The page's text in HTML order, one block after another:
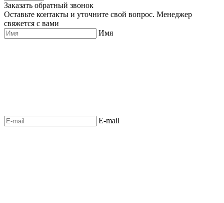
Заказать обратный звонок
Оставьте контакты и уточните свой вопрос. Менеджер
свяжется с вами
Имя
E-mail